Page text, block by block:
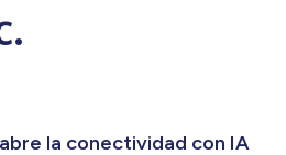
la conectividad con IA